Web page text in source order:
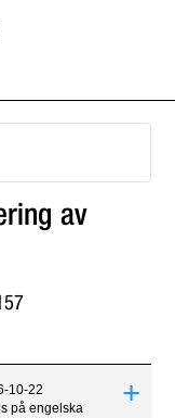
av
10-22
på engelska
+